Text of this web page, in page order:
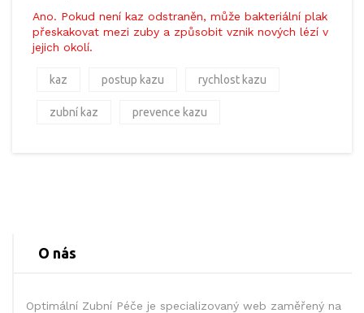
Ano. Pokud není kaz odstraněn, může bakteriální plak
přeskakovat mezi zuby a způsobit vznik nových lézí v
jejich okolí.
kaz postup kazu rychlost kazu
zubní kaz prevence kazu
O nás
Optimální Zubní Péče je specializovaný web zaměřený na